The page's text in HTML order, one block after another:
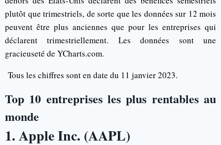
plutôt que trimestriels, de sorte que les données sur 12 mois
peuvent être plus anciennes que pour les entreprises qui
déclarent trimestriellement. Les données sont une
gracieuseté de YCharts.com.
Tous les chiffres sont en date du 11 janvier 2023.
Top 10 entreprises les plus rentables au
monde
1. Apple Inc. (AAPL)